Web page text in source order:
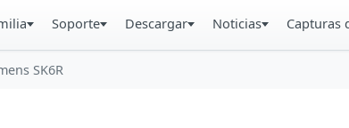
Soporte Descargar Noticias Capturas
SK6R